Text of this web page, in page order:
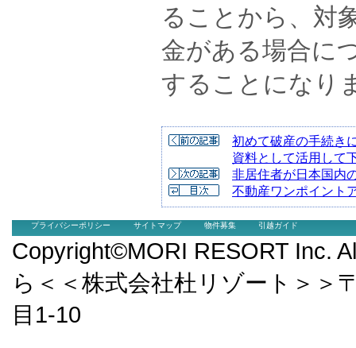
ることから、対
金がある場合に
することになり
初めて破産の手続き
資料として活用して
非居住者が日本国内
不動産ワンポイント
プライバシーポリシー サイトマップ 物件募集 引越ガイド
Copyright©MORI RESORT Inc.
ら＜＜株式会社杜リゾート＞＞
目1-10